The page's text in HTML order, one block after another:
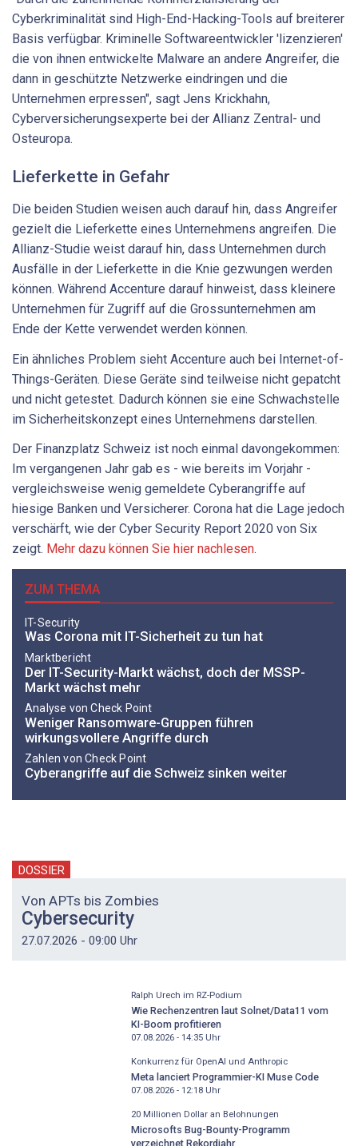
Cyberkriminalität sind High-End-Hacking-Tools auf breiterer
Basis verfügbar. Kriminelle Softwareentwickler 'lizenzieren'
die von ihnen entwickelte Malware an andere Angreifer, die
dann in geschützte Netzwerke eindringen und die
Unternehmen erpressen", sagt Jens Krickhahn,
Cyberversicherungsexperte bei der Allianz Zentral- und
Osteuropa.
Lieferkette in Gefahr
Die beiden Studien weisen auch darauf hin, dass Angreifer
gezielt die Lieferkette eines Unternehmens angreifen. Die
Allianz-Studie weist darauf hin, dass Unternehmen durch
Ausfälle in der Lieferkette in die Knie gezwungen werden
können. Während Accenture darauf hinweist, dass kleinere
Unternehmen für Zugriff auf die Grossunternehmen am
Ende der Kette verwendet werden können.
Ein ähnliches Problem sieht Accenture auch bei Internet-of-
Things-Geräten. Diese Geräte sind teilweise nicht gepatcht
und nicht getestet. Dadurch können sie eine Schwachstelle
im Sicherheitskonzept eines Unternehmens darstellen.
Der Finanzplatz Schweiz ist noch einmal davongekommen:
Im vergangenen Jahr gab es - wie bereits im Vorjahr -
vergleichsweise wenig gemeldete Cyberangriffe auf
hiesige Banken und Versicherer. Corona hat die Lage jedoch
verschärft, wie der Cyber Security Report 2020 von Six
zeigt. Mehr dazu können Sie hier nachlesen.
ZUM THEMA
IT-Security
Was Corona mit IT-Sicherheit zu tun hat
Marktbericht
Der IT-Security-Markt wächst, doch der MSSP-
Markt wächst mehr
Analyse von Check Point
Weniger Ransomware-Gruppen führen
wirkungsvollere Angriffe durch
Zahlen von Check Point
Cyberangriffe auf die Schweiz sinken weiter
DOSSIER
Von APTs bis Zombies
Cybersecurity
27.07.2026 - 09:00 Uhr
Ralph Urech im RZ-Podium
Wie Rechenzentren laut Solnet/Data11 vom
KI-Boom profitieren
07.08.2026 - 14:35Uhr
Konkurrenz für OpenAI und Anthropic
Meta lanciert Programmier-KI Muse Code
07.08.2026 - 12:18Uhr
20 Millionen Dollar an Belohnungen
Microsofts Bug-Bounty-Programm
verzeichnet Rekordjahr